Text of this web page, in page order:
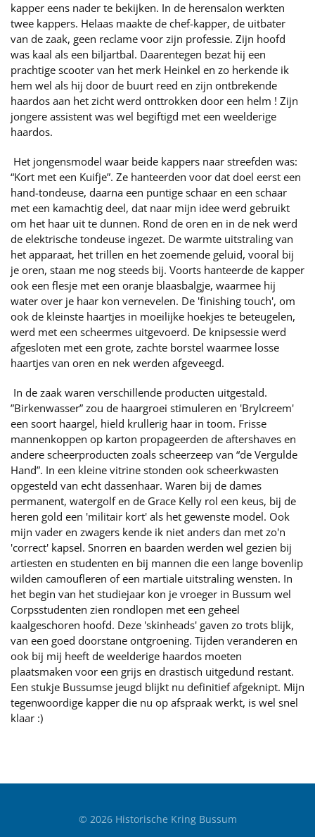
kapper eens nader te bekijken. In de herensalon werkten
twee kappers. Helaas maakte de chef-kapper, de uitbater
van de zaak, geen reclame voor zijn professie. Zijn hoofd
was kaal als een biljartbal. Daarentegen bezat hij een
prachtige scooter van het merk Heinkel en zo herkende ik
hem wel als hij door de buurt reed en zijn ontbrekende
haardos aan het zicht werd onttrokken door een helm ! Zijn
jongere assistent was wel begiftigd met een weelderige
haardos.
Het jongensmodel waar beide kappers naar streefden was:
“Kort met een Kuifje”. Ze hanteerden voor dat doel eerst een
hand-tondeuse, daarna een puntige schaar en een schaar
met een kamachtig deel, dat naar mijn idee werd gebruikt
om het haar uit te dunnen. Rond de oren en in de nek werd
de elektrische tondeuse ingezet. De warmte uitstraling van
het apparaat, het trillen en het zoemende geluid, vooral bij
je oren, staan me nog steeds bij. Voorts hanteerde de kapper
ook een flesje met een oranje blaasbalgje, waarmee hij
water over je haar kon vernevelen. De 'finishing touch', om
ook de kleinste haartjes in moeilijke hoekjes te beteugelen,
werd met een scheermes uitgevoerd. De knipsessie werd
afgesloten met een grote, zachte borstel waarmee losse
haartjes van oren en nek werden afgeveegd.
In de zaak waren verschillende producten uitgestald.
”Birkenwasser” zou de haargroei stimuleren en 'Brylcreem'
een soort haargel, hield krullerig haar in toom. Frisse
mannenkoppen op karton propageerden de aftershaves en
andere scheerproducten zoals scheerzeep van “de Vergulde
Hand”. In een kleine vitrine stonden ook scheerkwasten
opgesteld van echt dassenhaar. Waren bij de dames
permanent, watergolf en de Grace Kelly rol een keus, bij de
heren gold een 'militair kort' als het gewenste model. Ook
mijn vader en zwagers kende ik niet anders dan met zo'n
'correct' kapsel. Snorren en baarden werden wel gezien bij
artiesten en studenten en bij mannen die een lange bovenlip
wilden camoufleren of een martiale uitstraling wensten. In
het begin van het studiejaar kon je vroeger in Bussum wel
Corpsstudenten zien rondlopen met een geheel
kaalgeschoren hoofd. Deze 'skinheads' gaven zo trots blijk,
van een goed doorstane ontgroening. Tijden veranderen en
ook bij mij heeft de weelderige haardos moeten
plaatsmaken voor een grijs en drastisch uitgedund restant.
Een stukje Bussumse jeugd blijkt nu definitief afgeknipt. Mijn
tegenwoordige kapper die nu op afspraak werkt, is wel snel
klaar :)
© 2026Historische Kring Bussum